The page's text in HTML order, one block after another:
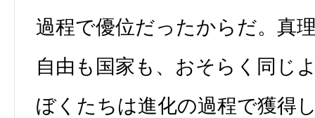
過程で優位だったからだ。真
自由も国家も、おそらく同じ
ぼくたちは進化の過程で獲得